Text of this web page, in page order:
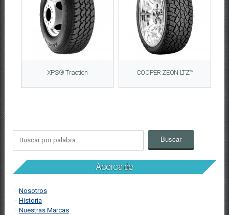
XPS® Traction COOPER ZEON LTZ™
Acerca de
Nosotros
Historia
Nuestras Marcas